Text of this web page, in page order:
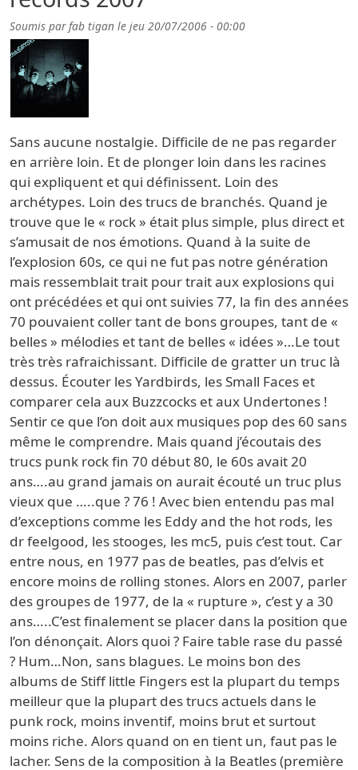
Soumis parfab tigan le jeu 20/07/2006 - 00:00
Sans aucune nostalgie. Difficile de ne pas regarder
en arrière loin. Et de plonger loin dans les racines
qui expliquent et qui définissent. Loin des
archétypes. Loin des trucs de branchés. Quand je
trouve que le « rock » était plus simple, plus direct et
s’amusait de nos émotions. Quand à la suite de
l’explosion 60s, ce qui ne fut pas notre génération
mais ressemblait trait pour trait aux explosions qui
ont précédées et qui ont suivies 77, la fin des années
70 pouvaient coller tant de bons groupes, tant de «
belles » mélodies et tant de belles « idées »…Le tout
très très rafraichissant. Difficile de gratter un truc là
dessus. Écouter les Yardbirds, les Small Faces et
comparer cela aux Buzzcocks et aux Undertones !
Sentir ce que l’on doit aux musiques pop des 60 sans
même le comprendre. Mais quand j’écoutais des
trucs punk rock fin 70 début 80, le 60s avait 20
ans….au grand jamais on aurait écouté un truc plus
vieux que …..que ? 76 ! Avec bien entendu pas mal
d’exceptions comme les Eddy and the hot rods, les
dr feelgood, les stooges, les mc5, puis c’est tout. Car
entre nous, en 1977 pas de beatles, pas d’elvis et
encore moins de rolling stones. Alors en 2007, parler
des groupes de 1977, de la « rupture », c’est y a 30
ans…..C’est finalement se placer dans la position que
l’on dénonçait. Alors quoi ? Faire table rase du passé
? Hum…Non, sans blagues. Le moins bon des
albums de Stiff little Fingers est la plupart du temps
meilleur que la plupart des trucs actuels dans le
punk rock, moins inventif, moins brut et surtout
moins riche. Alors quand on en tient un, faut pas le
lacher. Sens de la composition à la Beatles (première